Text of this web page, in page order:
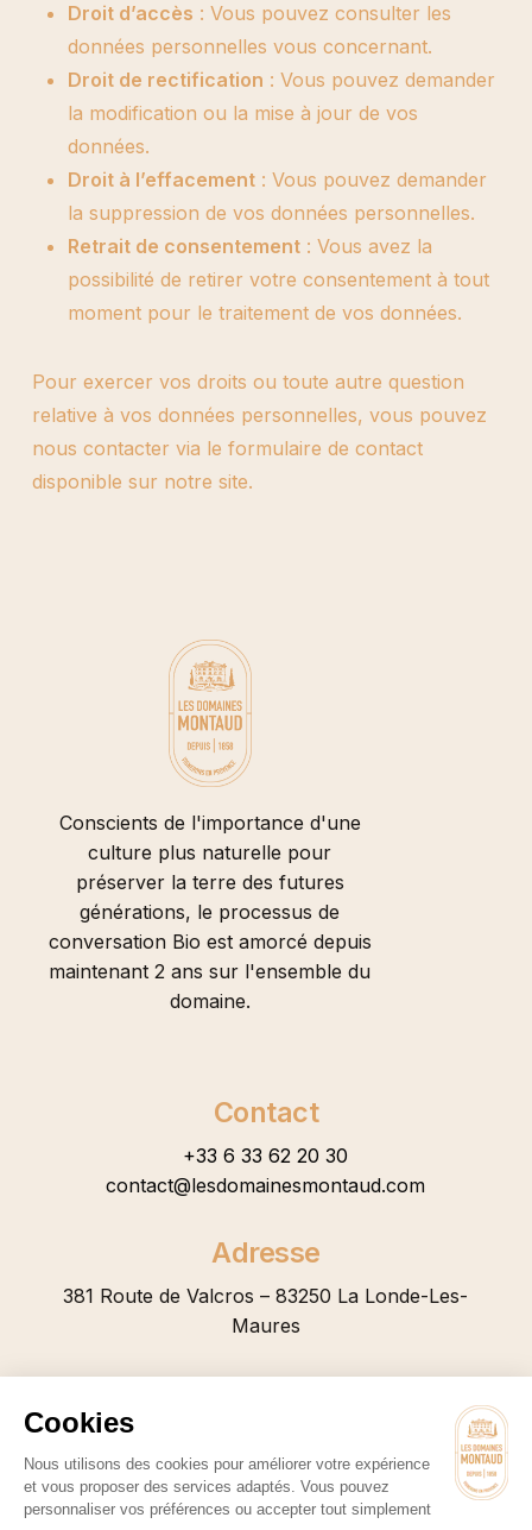
Droit d’accès : Vous pouvez consulter les
données personnelles vous concernant.
Droit de rectification : Vous pouvez demander
la modification ou la mise à jour de vos
données.
Droit à l’effacement: Vous pouvez demander
la suppression de vos données personnelles.
Retrait de consentement: Vous avez la
possibilité de retirer votre consentement à tout
moment pour le traitement de vos données.
Pour exercer vos droits ou toute autre question
relative à vos données personnelles, vous pouvez
nous contacter via le formulaire de contact
disponible sur notre site.
Conscients de l'importance d'une
culture plus naturelle pour
préserver la terre des futures
générations, le processus de
conversation Bio est amorcé depuis
maintenant 2 ans sur l'ensemble du
domaine.
Contact
+33 6 33 62 20 30
contact@lesdomainesmontaud.com
Adresse
381 Route de Valcros – 83250 La Londe-Les-
Maures
Domaines Montaud © 2025 – Fait par TEAPS à Toulon
Mentions Légales